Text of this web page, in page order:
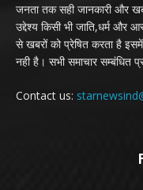
जनता तक सही जानकारी और
उद्देश्य किसी भी जाति,धर्म और
से खबरों को प्रेषित करता है
नही है। सभी समाचार सम्बंधित
Contact us: